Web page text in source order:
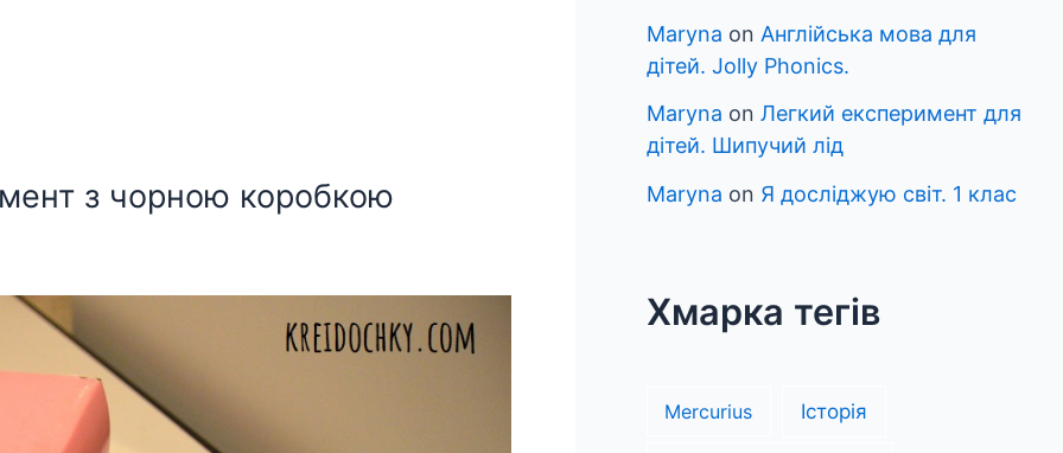
з чорною коробкою
Maryna on Англійська мова для
дітей. Jolly Phonics.
Maryna on Легкий експеримент для
дітей. Шипучий лід
Maryna on Я досліджую світ. 1 клас
Хмарка тегів
Mercurius Історія